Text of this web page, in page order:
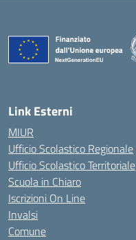
Link Esterni
MIUR
Ufficio Scolastico Regionale
Ufficio Scolastico Territoriale
Scuola in Chiaro
Iscrizioni On Line
Invalsi
Comune